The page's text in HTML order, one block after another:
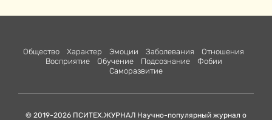
Общество Характер Эмоции Заболевания
Отношения
Восприятие
Обучение Подсознание
Фобии
Саморазвитие
© 2019-2026 ПСИТЕХ.ЖУРНАЛ Научно-популярный журнал о